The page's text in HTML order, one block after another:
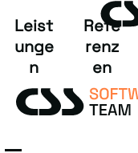
Leist
unge
n
Refe
renz
en